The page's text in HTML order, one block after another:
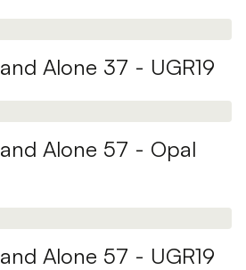
Alone 37 - UGR19
Alone 57 - Opal
Alone 57 - UGR19